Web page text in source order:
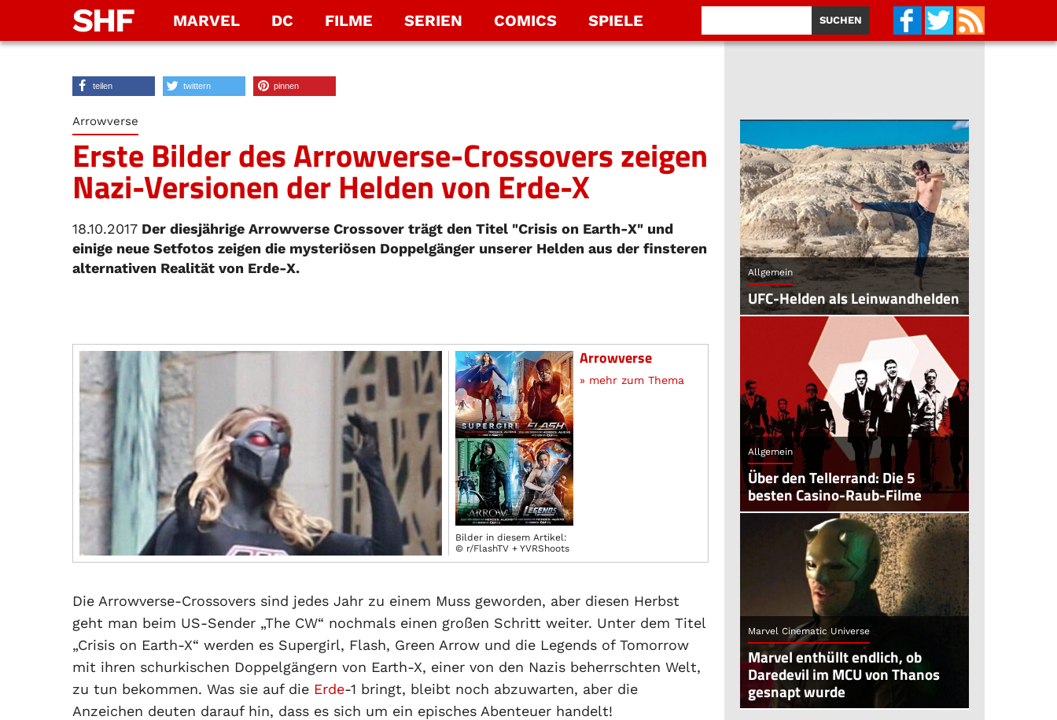
SHF MARVEL DC FILME SERIEN COMICS SPIELE
teilen twittern pinnen
Arrowverse
Erste Bilder des Arrowverse-Crossovers zeigen
Nazi-Versionen der Helden von Erde-X
18.10.2017 Der diesjährige Arrowverse Crossover trägt den Titel "Crisis on Earth-X" und
einige neue Setfotos zeigen die mysteriösen Doppelgänger unserer Helden aus der finsteren
alternativen Realität von Erde-X.
Bilder in diesem Artikel:
© r/FlashTV + YVRShoots
Arrowverse
» mehr zum Thema
Die Arrowverse-Crossovers sind jedes Jahr zu einem Muss geworden, aber diesen Herbst
geht man beim US-Sender „The CW“ nochmals einen großen Schritt weiter. Unter dem Titel
„Crisis on Earth-X“ werden es Supergirl, Flash, Green Arrow und die Legends of Tomorrow
mit ihren schurkischen Doppelgängern von Earth-X, einer von den Nazis beherrschten Welt,
zu tun bekommen. Was sie auf die Erde-1 bringt, bleibt noch abzuwarten, aber die
Anzeichen deuten darauf hin, dass es sich um ein episches Abenteuer handelt!
Allgemein
UFC-Helden als Leinwandhelden
Allgemein
Über den Tellerrand: Die 5
besten Casino-Raub-Filme
Marvel Cinematic Universe
Marvel enthüllt endlich, ob
Daredevil im MCU von Thanos
gesnapt wurde